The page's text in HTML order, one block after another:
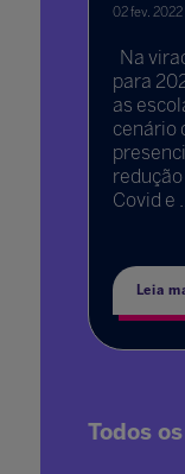
02 fev. 2022
Na
para
as
cenário
Covid e
Leia
Todos